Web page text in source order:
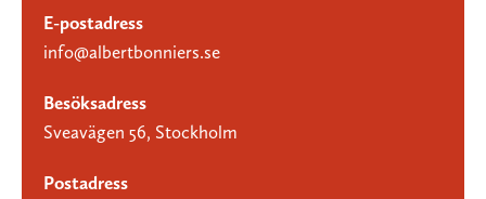
E-postadress
info@albertbonniers.se
Besöksadress
Sveavägen 56, Stockholm
Postadress